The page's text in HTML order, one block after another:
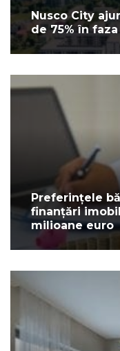
Nusco City
de 75% în
Preferințele
finanțări
milioane euro